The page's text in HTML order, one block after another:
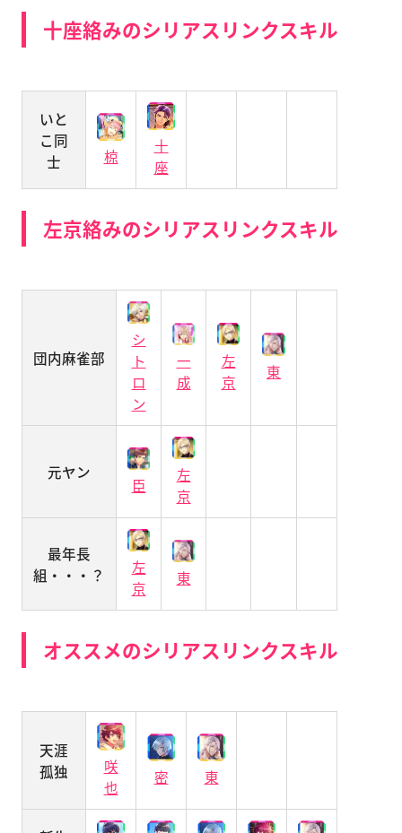
十座絡みのシリアスリンクスキル
いと
こ同
士
椋
十
座
左京絡みのシリアスリンクスキル
団内麻雀部
シ
ト
ロ
ン
一
成
左
京
東
元ヤン
臣
左
京
最年長
組・・・？
左
京
東
オススメのシリアスリンクスキル
天涯
孤独
咲
也
密 東